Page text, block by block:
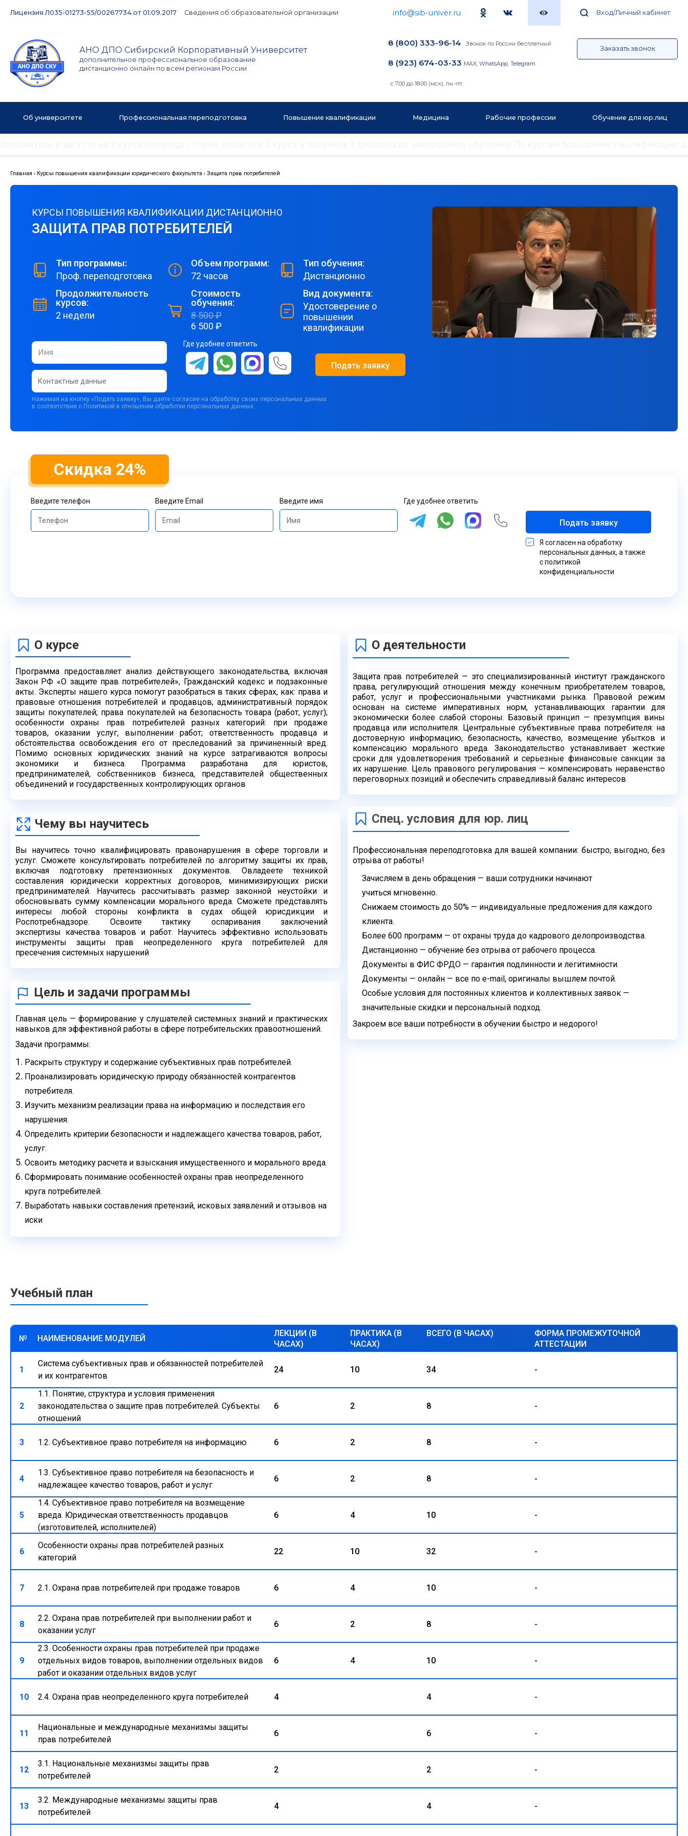
Лицензия Л035-01273-55/00267734 от 01.09.2017 Сведения об образовательной организации info@sib-univer.ru Вход/Личный кабинет
АНО ДПО Сибирский Корпоративный Университет
дополнительное профессиональное образование
дистанционно онлайн по всем регионам России
8 (800) 333-96-14 Звонок по России бесплатный
8 (923) 674-03-33 MAX, WhatsApp, Telegram
с 7.00 до 18.00 (мск), пн.-пт.
Заказать звонок
Об университете Профессиональная переподготовка Повышение квалификации Медицина Рабочие профессии Обучение для юр.лиц
Главная › Курсы повышения квалификации юридического факультета › Защита прав потребителей
КУРСЫ ПОВЫШЕНИЯ КВАЛИФИКАЦИИ ДИСТАНЦИОННО
ЗАЩИТА ПРАВ ПОТРЕБИТЕЛЕЙ
Тип программы:
Проф. переподготовка
Продолжительность
курсов:
2 недели
Объем программ:
72 часов
Стоимость
обучения:
8 500 ₽
6 500 ₽
Тип обучения:
Дистанционно
Вид документа:
Удостоверение о
повышении
квалификации
Где удобнее ответить
Подать заявку
Нажимая на кнопку «Подать заявку», Вы даете согласие на обработку своих персональных данных
в соответствии с Политикой в отношении обработки персональных данных.
Скидка 24%
Введите телефон Введите Email Введите имя Где удобнее ответить
Подать заявку
Я согласен на обработку
персональных данных, а также
с политикой
конфиденциальности
О курсе
Программа предоставляет анализ действующего законодательства, включая
Закон РФ «О защите прав потребителей», Гражданский кодекс и подзаконные
акты. Эксперты нашего курса помогут разобраться в таких сферах, как: права и
правовые отношения потребителей и продавцов; административный порядок
защиты покупателей; права покупателей на безопасность товара (работ, услуг);
особенности охраны прав потребителей разных категорий: при продаже
товаров, оказании услуг, выполнении работ; ответственность продавца и
обстоятельства освобождения его от преследований за причиненный вред.
Помимо основных юридических знаний на курсе затрагиваются вопросы
экономики и бизнеса. Программа разработана для юристов,
предпринимателей, собственников бизнеса, представителей общественных
объединений и государственных контролирующих органов
Чему вы научитесь
Вы научитесь точно квалифицировать правонарушения в сфере торговли и
услуг.Сможете консультировать потребителей по алгоритму защиты их прав,
включая подготовку претензионных документов. Овладеете техникой
составления юридически корректных договоров, минимизирующих риски
предпринимателей. Научитесьрассчитывать размер законной неустойки и
обосновывать сумму компенсации морального вреда. Сможете представлять
интересы любой стороны конфликта в судах общей юрисдикции и
Роспотребнадзоре. Освоите тактику оспаривания заключений
экспертизы качества товаров и работ. Научитесь эффективно использовать
инструменты защиты прав неопределенного круга потребителей для
пресечения системных нарушений
Цель и задачи программы
Главная цель — формирование у слушателей системных знаний и практических
навыков для эффективной работы в сфере потребительских правоотношений.
Задачи программы:
Раскрыть структуру и содержание субъективных прав потребителей.
Проанализировать юридическую природу обязанностей контрагентов
потребителя.
Изучить механизм реализации права на информацию и последствия его
нарушения.
Определить критерии безопасности и надлежащего качества товаров, работ,
услуг.
Освоить методику расчета и взыскания имущественного и морального вреда.
Сформировать понимание особенностей охраны прав неопределенного
круга потребителей.
Выработать навыки составления претензий, исковых заявлений и отзывов на
иски
О деятельности
Защита прав потребителей — это специализированный институт гражданского
права, регулирующий отношения между конечным приобретателем товаров,
работ, услуг и профессиональными участниками рынка. Правовой режим
основан на системе императивных норм, устанавливающих гарантии для
экономически более слабой стороны. Базовый принцип — презумпция вины
продавца или исполнителя. Центральные субъективные права потребителя: на
достоверную информацию, безопасность, качество, возмещение убытков и
компенсацию морального вреда. Законодательство устанавливает жесткие
сроки для удовлетворения требований и серьезные финансовые санкции за
их нарушение. Цель правового регулирования — компенсировать неравенство
переговорных позиций и обеспечить справедливый баланс интересов
Спец. условия для юр. лиц
Профессиональная переподготовка для вашей компании: быстро, выгодно, без
отрыва от работы!
Зачисляем в день обращения — ваши сотрудники начинают
учиться мгновенно.
Снижаем стоимость до 50% — индивидуальные предложения для каждого
клиента.
Более 600 программ — от охраны труда до кадрового делопроизводства.
Дистанционно — обучение без отрыва от рабочего процесса.
Документы в ФИС ФРДО — гарантия подлинности и легитимности.
Документы — онлайн — все по e-mail, оригиналы вышлем почтой.
Особые условия для постоянных клиентов и коллективных заявок —
значительные скидки и персональный подход.
Закроем все ваши потребности в обучении быстро и недорого!
Учебный план
№ НАИМЕНОВАНИЕ МОДУЛЕЙ
ЛЕКЦИИ (В
ЧАСАХ)
ПРАКТИКА (В
ЧАСАХ)
ВСЕГО (В ЧАСАХ)
ФОРМА ПРОМЕЖУТОЧНОЙ
АТТЕСТАЦИИ
1
Система субъективных прав и обязанностей потребителей
и их контрагентов
24 10 34 -
2
1.1. Понятие, структура и условия применения
законодательства о защите прав потребителей. Субъекты
отношений
6 2 8 -
3 1.2. Субъективное право потребителя на информацию 6 2 8 -
4
1.3. Субъективное право потребителя на безопасность и
надлежащее качество товаров, работ и услуг
6 2 8 -
5
1.4. Субъективное право потребителя на возмещение
вреда. Юридическая ответственность продавцов
(изготовителей, исполнителей)
6 4 10 -
6
Особенности охраны прав потребителей разных
категорий
22 10 32 -
7 2.1. Охрана прав потребителей при продаже товаров 6 4 10 -
8
2.2. Охрана прав потребителей при выполнении работ и
оказании услуг
6 2 8 -
9
2.3. Особенности охраны прав потребителей при продаже
отдельных видов товаров, выполнении отдельных видов
работ и оказании отдельных видов услуг
6 4 10 -
10 2.4. Охрана прав неопределенного круга потребителей 4 4 -
11
Национальные и международные механизмы защиты
прав потребителей
6 6 -
12
3.1. Национальные механизмы защиты прав
потребителей
2 2 -
13
3.2. Международные механизмы защиты прав
потребителей
4 4 -